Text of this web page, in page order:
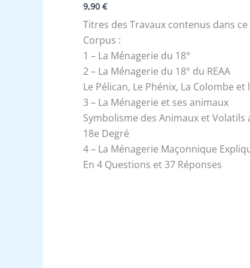
9,90€
Titres des Travaux contenus dans ce
Corpus :
1 – La Ménagerie du 18°
2 – La Ménagerie du 18° du REAA
Le Pélican, Le Phénix, La Colombe et
3 – La Ménagerie et ses animaux
Symbolisme des Animaux et Volatils
18e Degré
4 – La Ménagerie Maçonnique
En 4 Questions et 37 Réponses